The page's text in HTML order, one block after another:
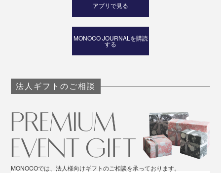
アプリで見る
MONOCO JOURNALを購読
する
法人ギフトのご相談
MONOCOでは、法人様向けギフトのご相談を承っております。